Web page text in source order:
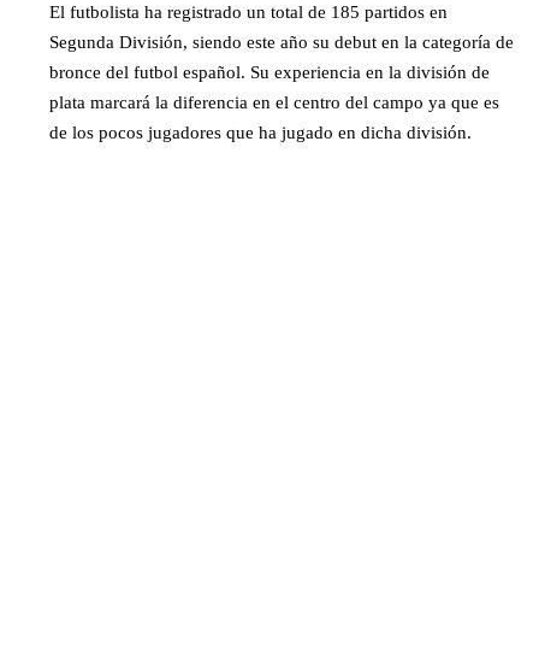
El futbolista ha registrado un total de 185 partidos en
Segunda División, siendo este año su debut en la categoría de
bronce del futbol español. Su experiencia en la división de
plata marcará la diferencia en el centro del campo ya que es
de los pocos jugadores que ha jugado en dicha división.